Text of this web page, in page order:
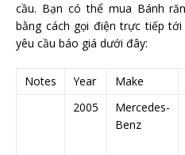
cầu. Bạn có thể mua Bánh
bằng cách gọi điện trực tiếp
yêu cầu báo giá dưới đây:
Notes Year Make
2005
Mercedes-
Benz